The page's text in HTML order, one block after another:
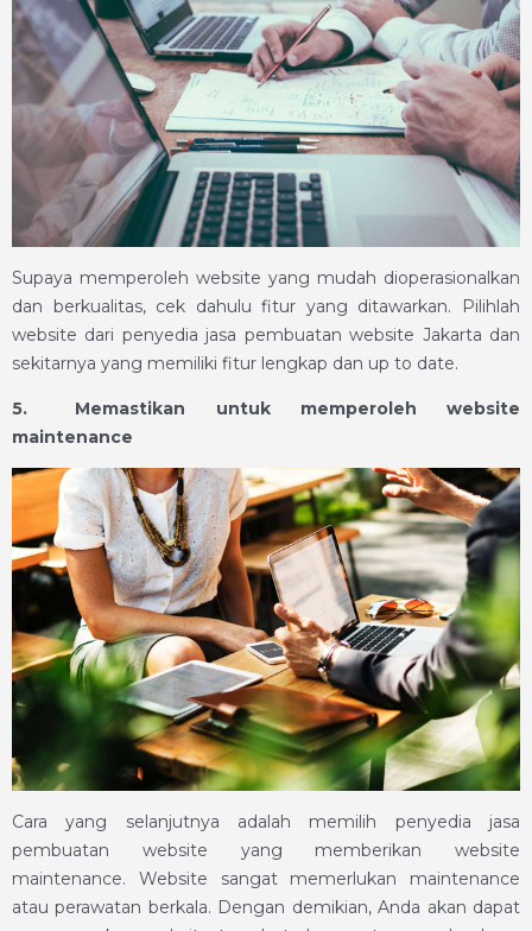
Supaya memperoleh website yang mudah dioperasionalkan
dan berkualitas, cek dahulu fitur yang ditawarkan. Pilihlah
website dari penyedia jasa pembuatan website Jakarta dan
sekitarnya yang memiliki fitur lengkap dan up to date.
5.
Memastikan untuk memperoleh website
maintenance
Cara yang selanjutnya adalah memilih penyedia jasa
pembuatan website yang memberikan website
maintenance. Website sangat memerlukan maintenance
atau perawatan berkala. Dengan demikian, Anda akan dapat